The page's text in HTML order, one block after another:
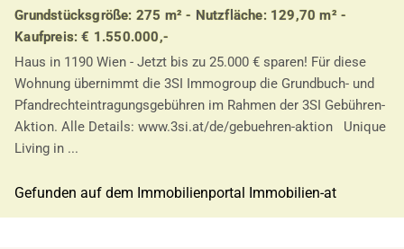
Grundstücksgröße: 275 m² - Nutzfläche: 129,70 m² -
Kaufpreis: € 1.550.000,-
Haus in 1190 Wien - Jetzt bis zu 25.000 € sparen! Für diese
Wohnung übernimmt die 3SI Immogroup die Grundbuch- und
Pfandrechteintragungsgebühren im Rahmen der 3SI Gebühren-
Aktion. Alle Details: www.3si.at/de/gebuehren-aktion Unique
Living in ...
Gefunden auf dem Immobilienportal Immobilien-at